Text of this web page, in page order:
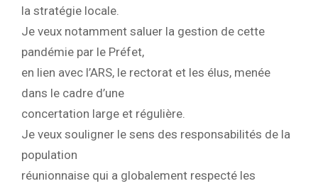
la stratégie locale.
Je veux notamment saluer la gestion de cette
pandémie par le Préfet,
en lien avec l’ARS, le rectorat et les élus, menée
dans le cadre d’une
concertation large et régulière.
Je veux souligner le sens des responsabilités de la
population
réunionnaise qui a globalement respecté les